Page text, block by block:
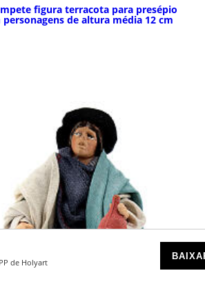
de Holyart
figura terracota para presépio
de altura média 12 cm